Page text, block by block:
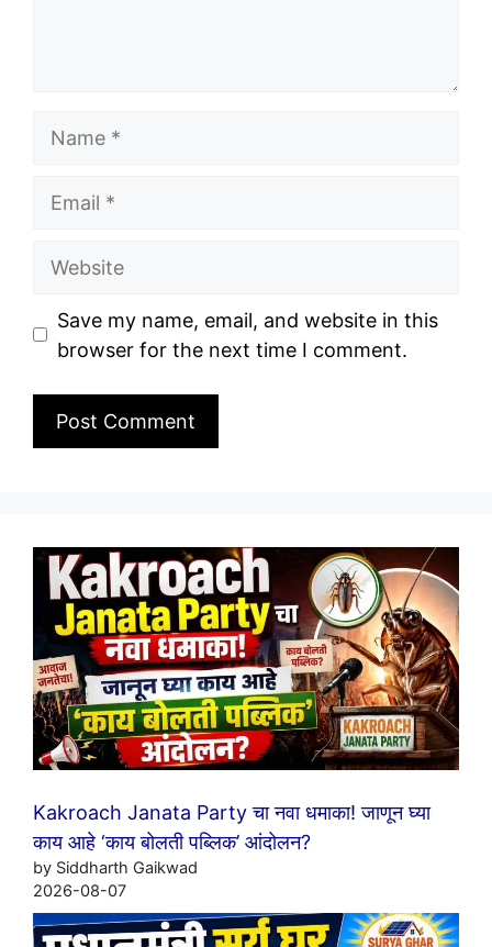
Website
Save my name, email, and website in this
browser for the next time I comment.
Kakroach Janata Party चा नवा धमाका! जाणून घ्या
काय आहे ‘काय बोलती पब्लिक’ आंदोलन?
by Siddharth Gaikwad
2026-08-07